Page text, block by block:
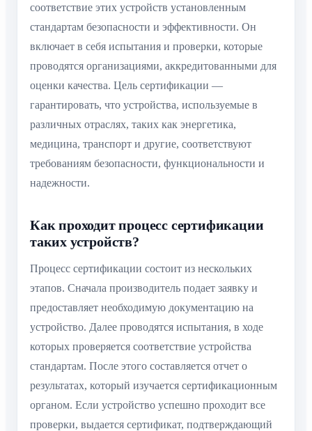
соответствие этих устройств установленным
стандартам безопасности и эффективности. Он
включает в себя испытания и проверки, которые
проводятся организациями, аккредитованными для
оценки качества. Цель сертификации —
гарантировать, что устройства, используемые в
различных отраслях, таких как энергетика,
медицина, транспорт и другие, соответствуют
требованиям безопасности, функциональности и
надежности.
Как проходит процесс сертификации
таких устройств?
Процесс сертификации состоит из нескольких
этапов. Сначала производитель подает заявку и
предоставляет необходимую документацию на
устройство. Далее проводятся испытания, в ходе
которых проверяется соответствие устройства
стандартам. После этого составляется отчет о
результатах, который изучается сертификационным
органом. Если устройство успешно проходит все
проверки, выдается сертификат, подтверждающий